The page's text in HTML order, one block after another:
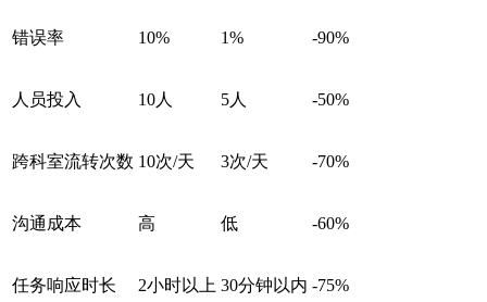
错误率 10% 1% -90%
人员投入 10人 5人 -50%
跨科室流转次数 10次/天 3次/天 -70%
沟通成本 高 低 -60%
任务响应时长 2小时以上 30分钟以内 -75%